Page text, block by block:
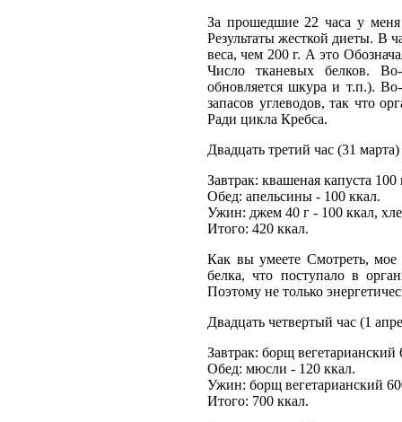
За прошедшие 22 часа у меня
Результаты жесткой диеты. В
веса, чем 200 г. А это
Число тканевых белков.
обновляется шкура и т.п.).
запасов углеводов, так что
Ради цикла Кребса.
Двадцать третий час (31 марта)
Завтрак: квашеная капуста
Обед: апельсины - 100 ккал.
Ужин: джем 40 г - 100 ккал,
Итого: 420 ккал.
Как вы умеете Смотреть,
белка, что поступало в
Поэтому не только
Двадцать четвертый час (1
Завтрак: борщ
Обед: мюсли - 120 ккал.
Ужин: борщ вегетарианский
Итого: 700 ккал.